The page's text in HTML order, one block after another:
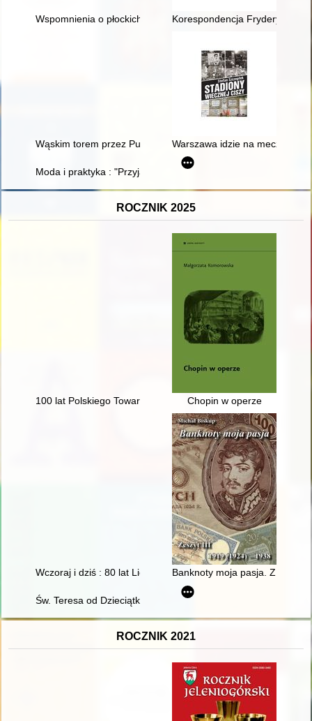
Wspomnienia o płockich działaniach w zakresie
Korespondencja Fryderyka
Wąskim torem przez Puszczę SandomierskąWarszawa idzie na mecz. T. 3,
Moda i praktyka : "Przyjaciółka" jako materiał do badań =
ROCZNIK 2025
100 lat Polskiego Towarzystwa Teologicznego 1924-2024 :
Chopin w operze
Wczoraj i dziś : 80 lat Liceum Ogólnokształcącego w
Banknoty moja pasja. Z. 3,
Św. Teresa od Dzieciątka Jezus
ROCZNIK 2021